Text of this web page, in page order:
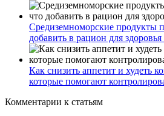
Средиземноморские продукты
добавить в рацион для
Как снизить аппетит и худеть
которые помогают
Комментарии к статьям